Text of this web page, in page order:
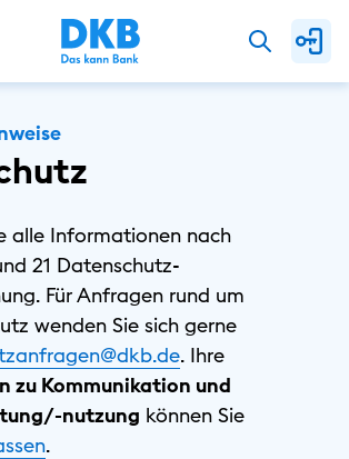
alle Informationen nach
21 Datenschutz-
Für Anfragen rund um
wenden Sie sich gerne
. Ihre
zu Kommunikation und
nutzung können Sie
.